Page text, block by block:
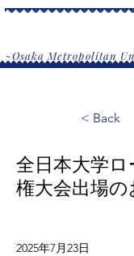
​~Osaka Metropolitan
< Back
全日本大学
権大会出場
2025年7月23日